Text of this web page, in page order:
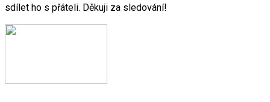
sdílet ho s přáteli. Děkuji za sledování!